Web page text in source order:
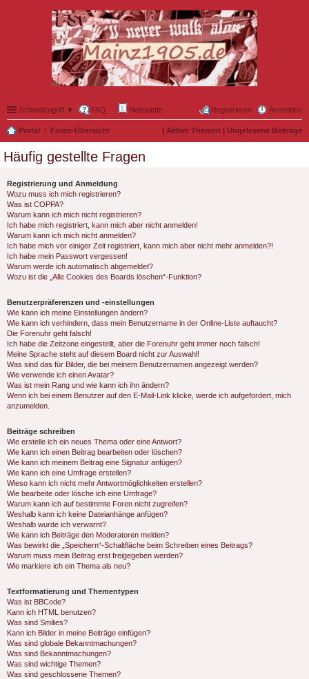
Schnellzugriff ▼ FAQ Netiquette Anmelden
Registrieren
Portal Foren-Übersicht | Aktive Themen | Ungelesene Beiträge
Häufig gestellte Fragen
Registrierung und Anmeldung
Wozu muss ich mich registrieren?
Was ist COPPA?
Warum kann ich mich nicht registrieren?
Ich habe mich registriert, kann mich aber nicht anmelden!
Warum kann ich mich nicht anmelden?
Ich habe mich vor einiger Zeit registriert, kann mich aber nicht mehr anmelden?!
Ich habe mein Passwort vergessen!
Warum werde ich automatisch abgemeldet?
Wozu ist die „Alle Cookies des Boards löschen“-Funktion?
Benutzerpräferenzen und -einstellungen
Wie kann ich meine Einstellungen ändern?
Wie kann ich verhindern, dass mein Benutzername in der Online-Liste auftaucht?
Die Forenuhr geht falsch!
Ich habe die Zeitzone eingestellt, aber die Forenuhr geht immer noch falsch!
Meine Sprache steht auf diesem Board nicht zur Auswahl!
Was sind das für Bilder, die bei meinem Benutzernamen angezeigt werden?
Wie verwende ich einen Avatar?
Was ist mein Rang und wie kann ich ihn ändern?
Wenn ich bei einem Benutzer auf den E-Mail-Link klicke, werde ich aufgefordert, mich
anzumelden.
Beiträge schreiben
Wie erstelle ich ein neues Thema oder eine Antwort?
Wie kann ich einen Beitrag bearbeiten oder löschen?
Wie kann ich meinem Beitrag eine Signatur anfügen?
Wie kann ich eine Umfrage erstellen?
Wieso kann ich nicht mehr Antwortmöglichkeiten erstellen?
Wie bearbeite oder lösche ich eine Umfrage?
Warum kann ich auf bestimmte Foren nicht zugreifen?
Weshalb kann ich keine Dateianhänge anfügen?
Weshalb wurde ich verwarnt?
Wie kann ich Beiträge den Moderatoren melden?
Was bewirkt die „Speichern“-Schaltfläche beim Schreiben eines Beitrags?
Warum muss mein Beitrag erst freigegeben werden?
Wie markiere ich ein Thema als neu?
Textformatierung und Thementypen
Was ist BBCode?
Kann ich HTML benutzen?
Was sind Smilies?
Kann ich Bilder in meine Beiträge einfügen?
Was sind globale Bekanntmachungen?
Was sind Bekanntmachungen?
Was sind wichtige Themen?
Was sind geschlossene Themen?